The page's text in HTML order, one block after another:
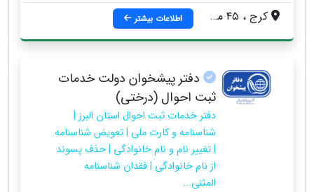
کرج ، ۴۵ متری گلشهر ، خیابان درختی ، ساعت بهروز اطلاعات بیشتر
دفتر پیشخوان دولت خدمات
ثبت احوال (درختی)
دفتر خدمات ثبت احوال استان البرز |
شناسنامه و کارت ملی | تعویض شناسنامه
| تغییر نام و نام خانوادگی | حذف پسوند
از نام خانوادگی | فقدان شناسنامه
المثنی...